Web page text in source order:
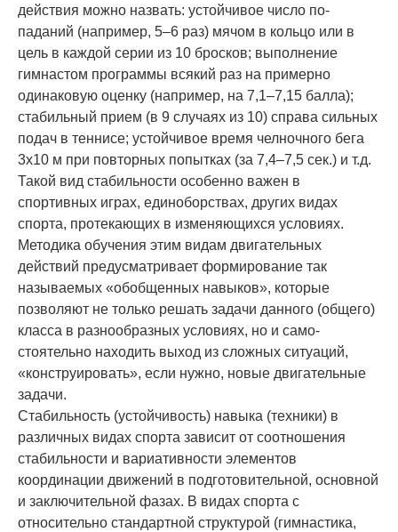
действия можно назвать: устойчивое число по­
паданий (например, 5–6 раз) мячом в коль­цо или в
цель в каждой серии из 10 бросков; выполнение
гимнастом программы всякий раз на примерно
одинаковую оценку (например, на 7,1–7,15 балла);
стабильный прием (в 9 случаях из 10) справа сильных
подач в теннисе; устой­чивое время челноч­ного бега
3х10 м при по­вторных попытках (за 7,4–7,5 сек.) и т.д.
Такой вид стабильности особенно важен в
спортивных играх, единоборствах, других видах
спорта, про­текающих в изменяющихся условиях.
Методика обучения этим видам двигательных
действий предусматривает формирование так
называе­мых «обобщенных навыков», которые
позволя­ют не только решать задачи данного (общего)
класса в разнообразных условиях, но и само­
стоятельно находить выход из сложных си­туа­ций,
«конструировать», если нужно, новые дви­гательные
задачи.
Стабильность (устойчивость) навыка (техни­ки) в
различных видах спорта зависит от соот­но­шения
стабильности и вариативности элемен­тов
координации движений в подготовитель­ной, ос­новной
и заключительной фазах. В ви­дах спорта с
относительно стандартной струк­турой (гимна­стика,